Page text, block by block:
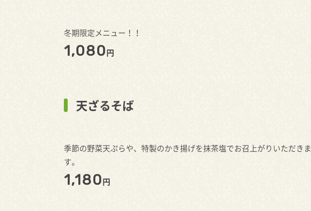
冬期限定メニュー！！
1,080円
天ざるそば
季節の野菜天ぷらや、特製のかき揚げを抹茶塩でお召上がりいただきま
す。
1,180円